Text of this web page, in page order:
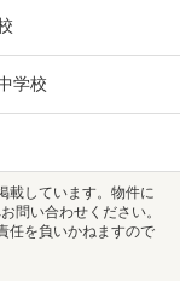
学校
載しています。物件に
問い合わせください。
任を負いかねますので